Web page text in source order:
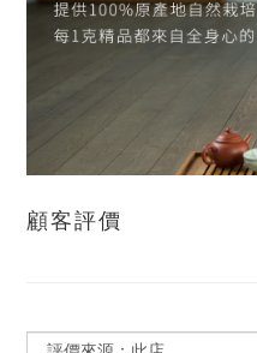
顧客評價